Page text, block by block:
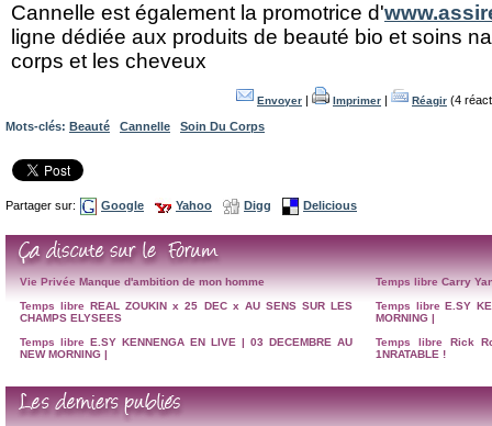
Cannelle est également la promotrice d'
ligne dédiée aux produits de beauté bio et soins
corps et les cheveux
Envoyer | Imprimer | Réagir (4
Mots-clés: Beauté Cannelle Soin Du Corps
Partager sur: Google Yahoo Digg Delicious
Vie Privée Manque d'ambition de mon homme
Temps libre REAL ZOUKIN x 25 DEC x AU SENS SUR LES
CHAMPS ELYSEES
Temps libre E.SY KENNENGA EN LIVE | 03 DECEMBRE AU
NEW MORNING |
Temps libre Carry
Temps libre E.SY
MORNING |
Temps libre
Rick
1NRATABLE !